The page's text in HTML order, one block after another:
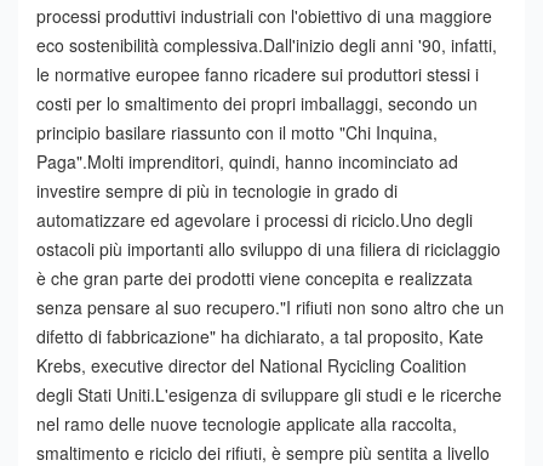
processi produttivi industriali con l'obiettivo di una maggiore
eco sostenibilità complessiva.Dall'inizio degli anni '90, infatti,
le normative europee fanno ricadere sui produttori stessi i
costi per lo smaltimento dei propri imballaggi, secondo un
principio basilare riassunto con il motto "Chi Inquina,
Paga".Molti imprenditori, quindi, hanno incominciato ad
investire sempre di più in tecnologie in grado di
automatizzare ed agevolare i processi di riciclo.Uno degli
ostacoli più importanti allo sviluppo di una filiera di riciclaggio
è che gran parte dei prodotti viene concepita e realizzata
senza pensare al suo recupero."I rifiuti non sono altro che un
difetto di fabbricazione" ha dichiarato, a tal proposito, Kate
Krebs, executive director del National Rycicling Coalition
degli Stati Uniti.L'esigenza di sviluppare gli studi e le ricerche
nel ramo delle nuove tecnologie applicate alla raccolta,
smaltimento e riciclo dei rifiuti, è sempre più sentita a livello